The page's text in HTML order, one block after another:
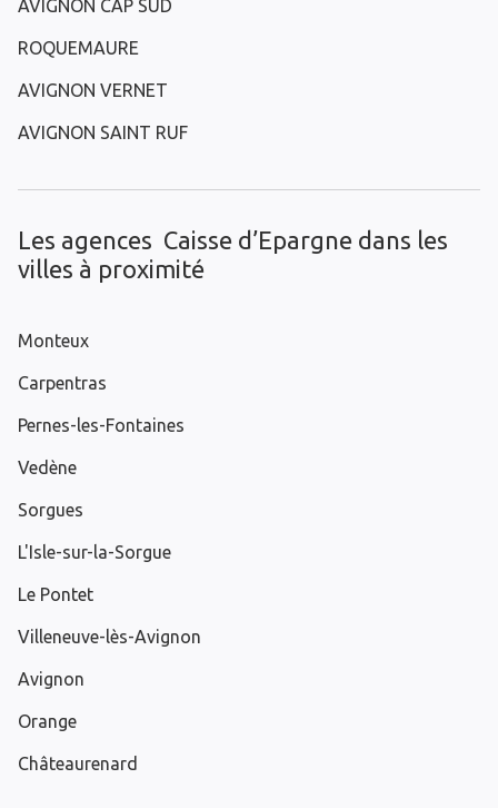
AVIGNON CAP SUD
ROQUEMAURE
AVIGNON VERNET
AVIGNON SAINT RUF
Les agences Caisse d’Epargne dans les
villes à proximité
Monteux
Carpentras
Pernes-les-Fontaines
Vedène
Sorgues
L'Isle-sur-la-Sorgue
Le Pontet
Villeneuve-lès-Avignon
Avignon
Orange
Châteaurenard